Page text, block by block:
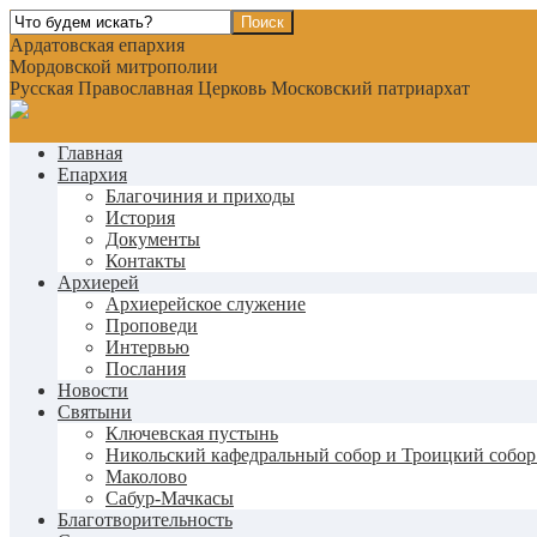
Ардатовская епархия
Мордовской митрополии
Русская Православная Церковь Московский патриархат
Главная
Епархия
Благочиния и приходы
История
Документы
Контакты
Архиерей
Архиерейское служение
Проповеди
Интервью
Послания
Новости
Святыни
Ключевская пустынь
Никольский кафедральный собор и Троицкий собор
Маколово
Сабур-Мачкасы
Благотворительность